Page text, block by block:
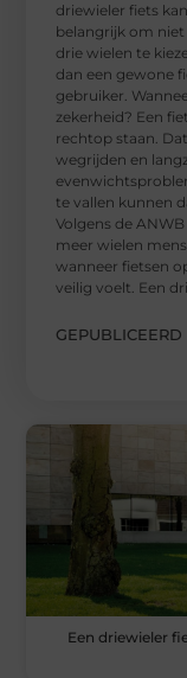
driewieler fiets
belangrijk om
drie wielen te
dan een gewone
gebruiker.
zekerheid? Een
rechtop staan.
wegrijden en
te vallen kunnen
Volgens de
meer wielen
wanneer fietsen
veilig voelt. Een
Een driewieler